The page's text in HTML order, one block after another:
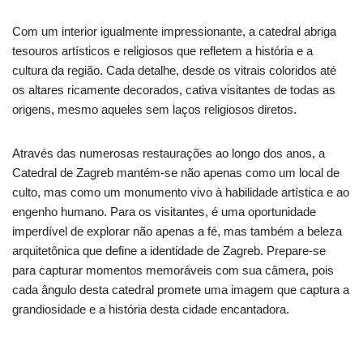
Com um interior igualmente impressionante, a catedral abriga
tesouros artísticos e religiosos que refletem a história e a
cultura da região. Cada detalhe, desde os vitrais coloridos até
os altares ricamente decorados, cativa visitantes de todas as
origens, mesmo aqueles sem laços religiosos diretos.
Através das numerosas restaurações ao longo dos anos, a
Catedral de Zagreb mantém-se não apenas como um local de
culto, mas como um monumento vivo à habilidade artística e ao
engenho humano. Para os visitantes, é uma oportunidade
imperdível de explorar não apenas a fé, mas também a beleza
arquitetônica que define a identidade de Zagreb. Prepare-se
para capturar momentos memoráveis com sua câmera, pois
cada ângulo desta catedral promete uma imagem que captura a
grandiosidade e a história desta cidade encantadora.